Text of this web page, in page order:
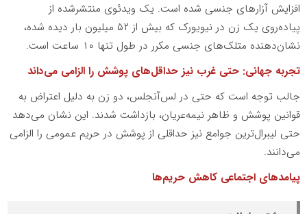
افزایش آزارهای جنسی شده است. یک ویدئوی منتشرشده از
پیاده‌روی یک زن در نیویورک که بیش از ۵۲ میلیون بار دیده شده،
نشان‌دهنده متلک‌های جنسی مکرر در طول تنها ۱۰ ساعت است.
تجربه جهانی: حتی غرب نیز حداقل‌های پوشش را الزامی می‌داند
جالب توجه است که حتی در لس‌آنجلس، دو زن به دلیل اعتراض به
قوانین پوشش و ظاهر نیمه‌عریان، بازداشت شدند. این نشان می‌دهد
حتی لیبرال‌ترین جوامع نیز حداقلی از پوشش در حریم عمومی را الزامی
می‌دانند.
پیامدهای اجتماعی کاهش حریم‌ها